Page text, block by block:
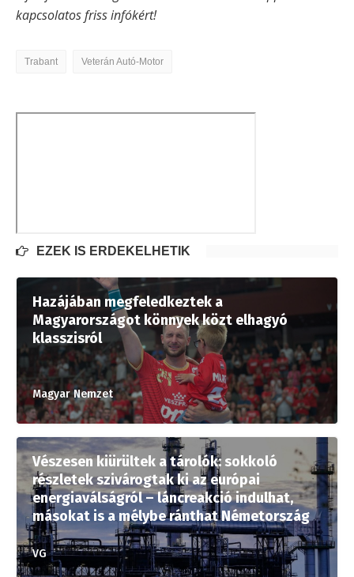
kapcsolatos friss infókért!
Trabant Veterán Autó-Motor
EZEK IS ÉRDEKELHETIK
Hazájában megfeledkeztek a
Magyarországot könnyek közt elhagyó
klasszisról
Magyar Nemzet
Vészesen kiürültek a tárolók: sokkoló
részletek szivárogtak ki az európai
energiaválságról – láncreakció indulhat,
másokat is a mélybe ránthat Németország
VG